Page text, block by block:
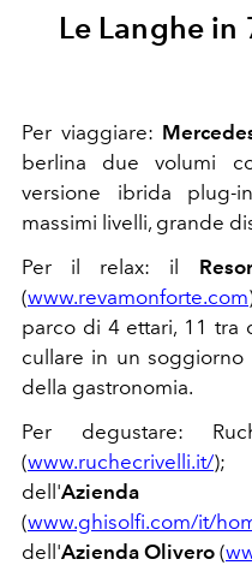
Le Langhe in
Per viaggiare:
berlina due volumi
versione ibrida plug-
massimi livelli, grande
Per il relax: il
(www.revamonforte.com
parco di 4 ettari, 11 tra
cullare in un soggiorno
della gastronomia.
Per degustare:
(www.ruchecrivelli.it/);
dell'
(www.ghisolfi.com/it/
dell'Azienda Olivero (